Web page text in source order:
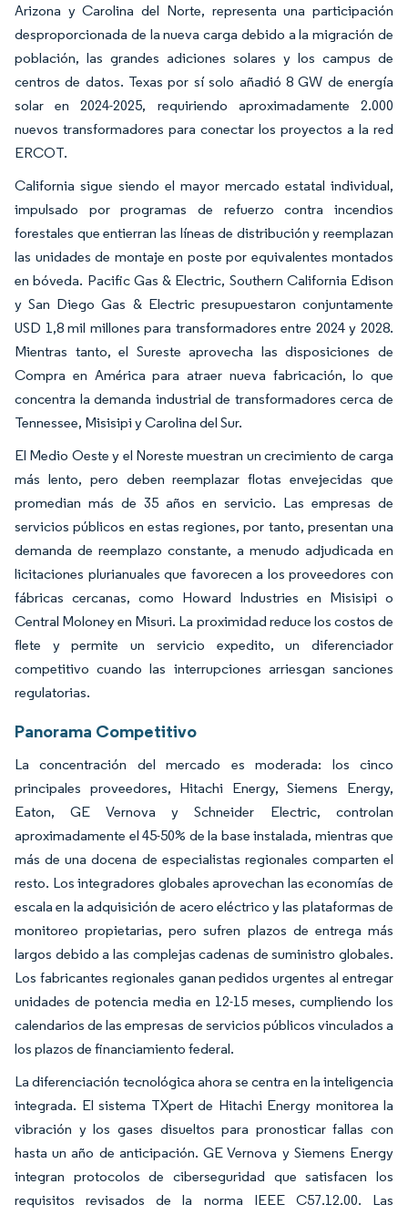
Arizona y Carolina del Norte, representa una participación
desproporcionada de la nueva carga debido a la migración de
población, las grandes adiciones solares y los campus de
centros de datos. Texas por sí solo añadió 8 GW de energía
solar en 2024-2025, requiriendo aproximadamente 2.000
nuevos transformadores para conectar los proyectos a la red
ERCOT.
California sigue siendo el mayor mercado estatal individual,
impulsado por programas de refuerzo contra incendios
forestales que entierran las líneas de distribución y reemplazan
las unidades de montaje en poste por equivalentes montados
en bóveda. Pacific Gas & Electric, Southern California Edison
y San Diego Gas & Electric presupuestaron conjuntamente
USD 1,8 mil millones para transformadores entre 2024 y 2028.
Mientras tanto, el Sureste aprovecha las disposiciones de
Compra en América para atraer nueva fabricación, lo que
concentra la demanda industrial de transformadores cerca de
Tennessee, Misisipi y Carolina del Sur.
El Medio Oeste y el Noreste muestran un crecimiento de carga
más lento, pero deben reemplazar flotas envejecidas que
promedian más de 35 años en servicio. Las empresas de
servicios públicos en estas regiones, por tanto, presentan una
demanda de reemplazo constante, a menudo adjudicada en
licitaciones plurianuales que favorecen a los proveedores con
fábricas cercanas, como Howard Industries en Misisipi o
Central Moloney en Misuri. La proximidad reduce los costos de
flete y permite un servicio expedito, un diferenciador
competitivo cuando las interrupciones arriesgan sanciones
regulatorias.
Panorama Competitivo
La concentración del mercado es moderada: los cinco
principales proveedores, Hitachi Energy, Siemens Energy,
Eaton, GE Vernova y Schneider Electric, controlan
aproximadamente el 45-50% de la base instalada, mientras que
más de una docena de especialistas regionales comparten el
resto. Los integradores globales aprovechan las economías de
escala en la adquisición de acero eléctrico y las plataformas de
monitoreo propietarias, pero sufren plazos de entrega más
largos debido a las complejas cadenas de suministro globales.
Los fabricantes regionales ganan pedidos urgentes al entregar
unidades de potencia media en 12-15 meses, cumpliendo los
calendarios de las empresas de servicios públicos vinculados a
los plazos de financiamiento federal.
La diferenciación tecnológica ahora se centra en la inteligencia
integrada. El sistema TXpert de Hitachi Energy monitorea la
vibración y los gases disueltos para pronosticar fallas con
hasta un año de anticipación. GE Vernova y Siemens Energy
integran protocolos de ciberseguridad que satisfacen los
requisitos revisados de la norma IEEE C57.12.00. Las